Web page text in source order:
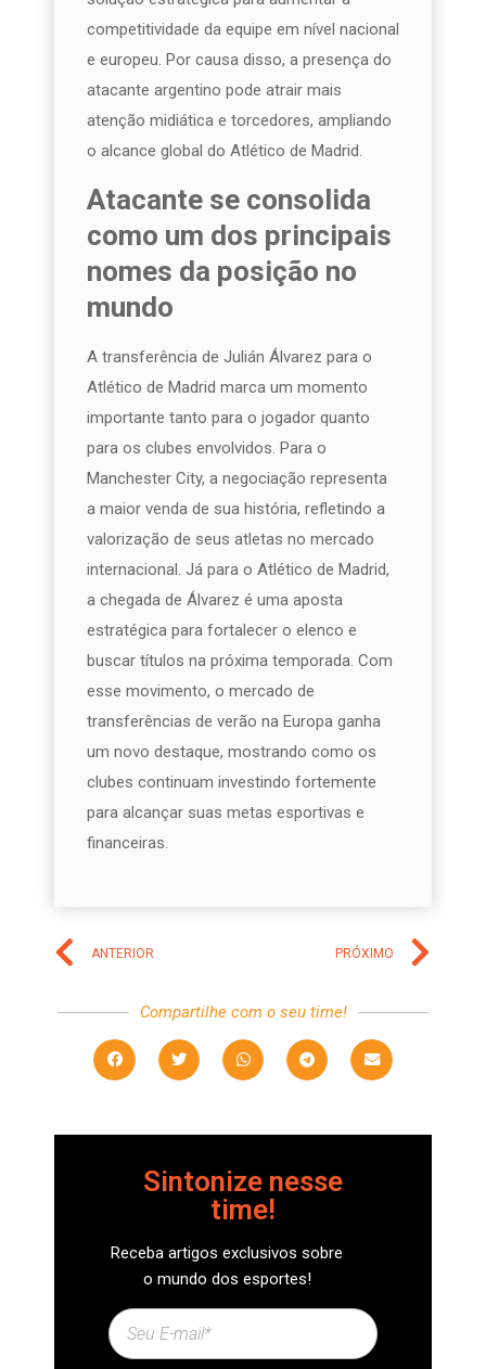
competitividade da equipe em nível nacional
e europeu. Por causa disso, a presença do
atacante argentino pode atrair mais
atenção midiática e torcedores, ampliando
o alcance global do Atlético de Madrid.
Atacante se consolida
como um dos principais
nomes da posição no
mundo
A transferência de Julián Álvarez para o
Atlético de Madrid marca um momento
importante tanto para o jogador quanto
para os clubes envolvidos. Para o
Manchester City, a negociação representa
a maior venda de sua história, refletindo a
valorização de seus atletas no mercado
internacional. Já para o Atlético de Madrid,
a chegada de Álvarez é uma aposta
estratégica para fortalecer o elenco e
buscar títulos na próxima temporada. Com
esse movimento, o mercado de
transferências de verão na Europa ganha
um novo destaque, mostrando como os
clubes continuam investindo fortemente
para alcançar suas metas esportivas e
financeiras.
ANTERIOR PRÓXIMO
Compartilhe com o seu time!
Sintonize nesse
time!
Receba artigos exclusivos sobre
o mundo dos esportes!